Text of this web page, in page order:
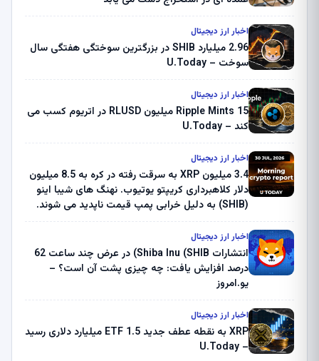
اخبار ارز دیجیتال
2.96 میلیارد SHIB در بزرگترین سوختگی هفتگی سال
سوخت – U.Today
اخبار ارز دیجیتال
Ripple Mints 15 میلیون RLUSD در اتریوم کسب می
کند – U.Today
اخبار ارز دیجیتال
3.4 میلیون XRP به سرقت رفته در کره به 8.5 میلیون
دلار کلاهبرداری کریپتو یوتیوب. نهنگ های شیبا اینو
(SHIB) به دلیل خرابی پمپ قیمت ناپدید می شوند.
ثبت کرد – گزارش کریپتو صبح – U.Today
اخبار ارز دیجیتال
انتشارات Shiba Inu (SHIB) در عرض چند ساعت 62
درصد افزایش یافت: چه چیزی پشت آن است؟ –
یو.امروز
اخبار ارز دیجیتال
XRP به نقطه عطف جدید ETF 1.5 میلیارد دلاری رسید
– U.Today